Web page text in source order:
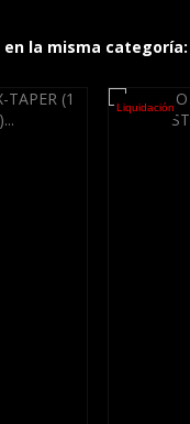
la misma categoría:
Liquidación